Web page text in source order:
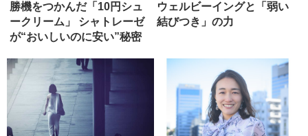
勝機をつかんだ「10円シュ
ークリーム」 シャトレーゼ
が“おいしいのに安い”秘密
ウェルビーイングと「弱い
結びつき」の力